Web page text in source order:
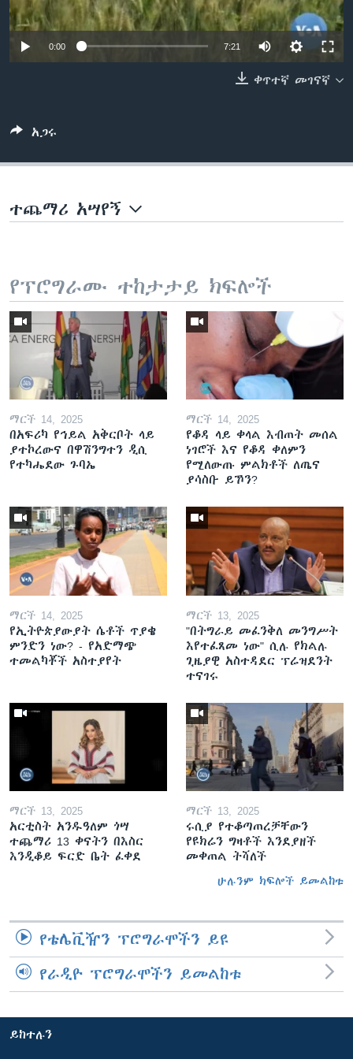
0:00 7:21
ቀጥተኛ መገናኛ
አጋሩ
ተጨማሪ አሣየኝ
የፕሮግራሙ ተከታታይ ክፍሎች
ማርች 14, 2025
በአፍሪካ የኅይል አቅርቦት ላይ
ያተኮረውና በዋሽንግተን ዲሲ
የተካሔደው ጉባኤ
ማርች 14, 2025
የቆዳ ላይ ቀላል እብጠት መሰል
ነገሮች እና የቆዳ ቀለምን
የሚለውጡ ምልክቶች ለጤና
ያሳስቡ ይኾን?
ማርች 14, 2025
የኢትዮጵያውያት ሴቶች ጥያቄ
ምንድን ነው? - የአድማጭ
ተመልካቾች አስተያየት
ማርች 13, 2025
"በትግራይ መፈንቅለ መንግሥት
እየተፈጸመ ነው" ሲሉ የክልሉ
ጊዜያዊ አስተዳደር ፕሬዝደንት
ተናገሩ
ማርች 13, 2025
አርቲስት አንዱዓለም ጎሣ
ተጨማሪ 13 ቀናትን በእስር
እንዲቆይ ፍርድ ቤት ፈቀደ
ማርች 13, 2025
ሩሲያ የተቆጣጠረቻቸውን
የዩክሬን ግዛቶች እንደያዘች
መቀጠል ትሻለች
ሁሉንም ክፍሎች ይመልከቱ
የቴሌቪዥን ፕሮግራሞችን ይዩ
የራዲዮ ፕሮግራሞችን ይመልከቱ
ይከተሉን